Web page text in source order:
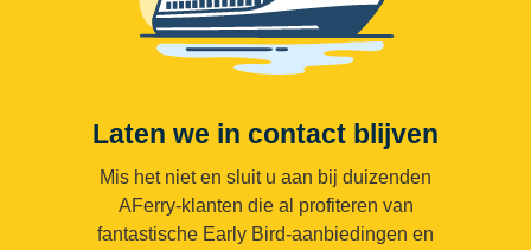
Laten we in contact blijven
Mis het niet en sluit u aan bij duizenden
AFerry-klanten die al profiteren van
fantastische Early Bird-aanbiedingen en